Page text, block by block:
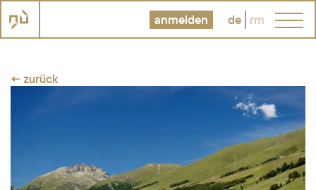
anmelden de rm
← zurück